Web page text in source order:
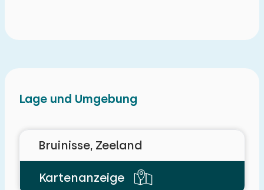
auf diesem Ferienpark beträgt 20.
zusätzliche Babys mitbringen (2).
Lage und Umgebung
Bruinisse, Zeeland
Kartenanzeige